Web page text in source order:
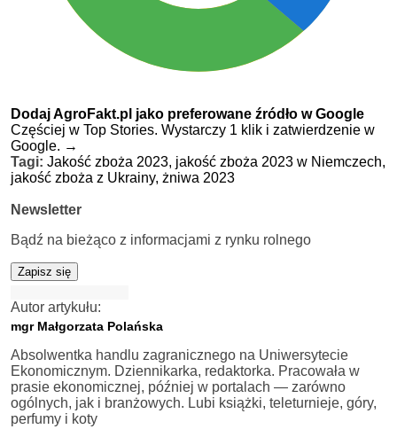
Dodaj AgroFakt.pl jako preferowane źródło w Google
Częściej w Top Stories. Wystarczy 1 klik i zatwierdzenie w
Google. →
Tagi: Jakość zboża 2023, jakość zboża 2023 w Niemczech,
jakość zboża z Ukrainy, żniwa 2023
Newsletter
Bądź na bieżąco z informacjami z rynku rolnego
Zapisz się
Autor artykułu:
mgr Małgorzata Polańska
Absolwentka handlu zagranicznego na Uniwersytecie
Ekonomicznym. Dziennikarka, redaktorka. Pracowała w
prasie ekonomicznej, później w portalach — zarówno
ogólnych, jak i branżowych. Lubi książki, teleturnieje, góry,
perfumy i koty